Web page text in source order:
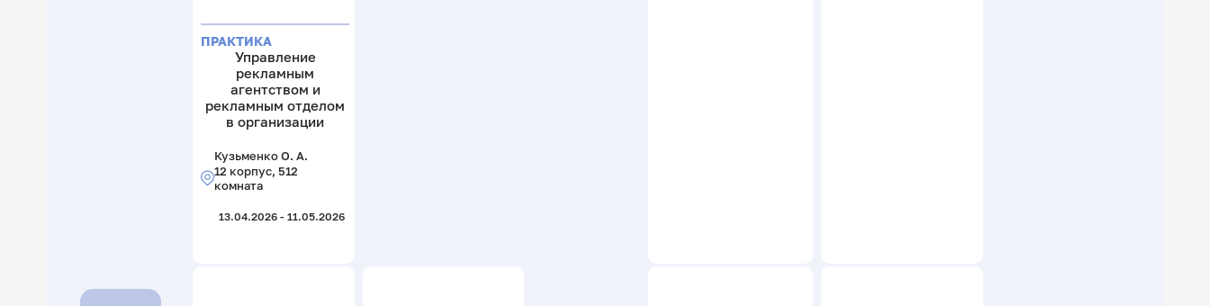
ПРАКТИКА
Управление
рекламным
агентством и
рекламным отделом
в организации
Кузьменко О. А.
12 корпус, 512
комната
13.04.2026 - 11.05.2026